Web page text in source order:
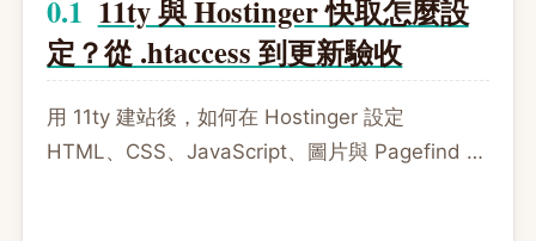
11ty 與 Hostinger 快取怎麼設
定？從 .htaccess 到更新驗收
用 11ty 建站後，如何在 Hostinger 設定
HTML、CSS、JavaScript、圖片與 Pagefind 快